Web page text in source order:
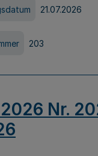
21.07.2026
203
Nr.